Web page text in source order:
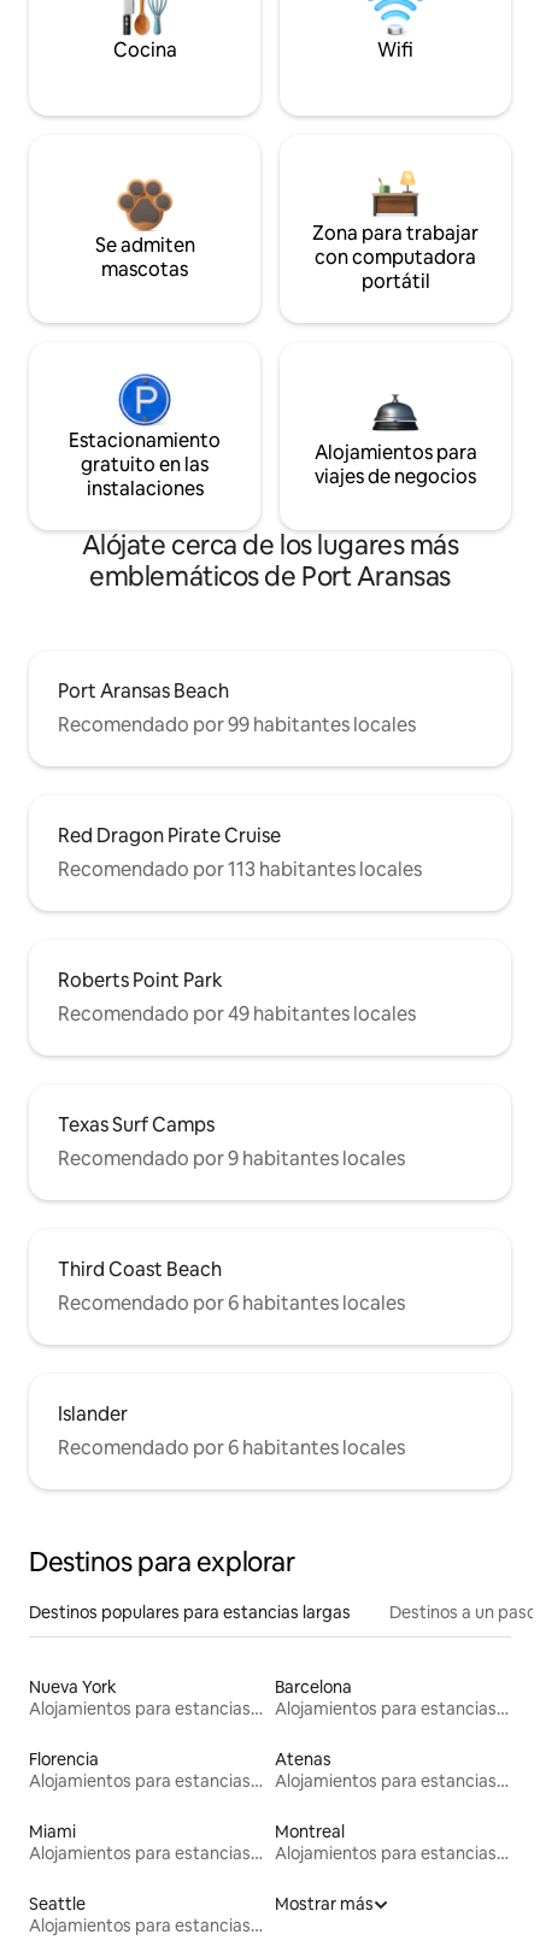
Cocina Wifi
Se admiten
mascotas
Zona para trabajar
con computadora
portátil
Estacionamiento
gratuito en las
instalaciones
Alojamientos para
viajes de negocios
Alójate cerca de los lugares más
emblemáticos de Port Aransas
Port Aransas Beach
Recomendado por 99 habitantes locales
Red Dragon Pirate Cruise
Recomendado por 113 habitantes locales
Roberts Point Park
Recomendado por 49 habitantes locales
Texas Surf Camps
Recomendado por 9 habitantes locales
Third Coast Beach
Recomendado por 6 habitantes locales
Islander
Recomendado por 6 habitantes locales
Destinos para explorar
Destinos populares para estancias largas Destinos a un
Nueva York
Alojamientos para estancias largas
Barcelona
Alojamientos para estancias largas
Florencia
Alojamientos para estancias largas
Atenas
Alojamientos para estancias largas
Miami
Alojamientos para estancias largas
Montreal
Alojamientos para estancias largas
Seattle
Alojamientos para estancias largas
Mostrar más